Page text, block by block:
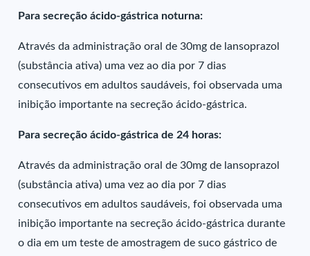
Para secreção ácido-gástrica noturna:
Através da administração oral de 30mg de lansoprazol
(substância ativa) uma vez ao dia por 7 dias
consecutivos em adultos saudáveis, foi observada uma
inibição importante na secreção ácido-gástrica.
Para secreção ácido-gástrica de 24 horas:
Através da administração oral de 30mg de lansoprazol
(substância ativa) uma vez ao dia por 7 dias
consecutivos em adultos saudáveis, foi observada uma
inibição importante na secreção ácido-gástrica durante
o dia em um teste de amostragem de suco gástrico de